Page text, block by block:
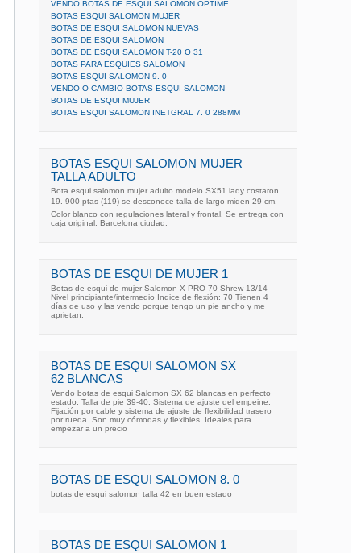
VENDO BOTAS DE ESQUI SALOMON OPTIME
BOTAS ESQUI SALOMON MUJER
BOTAS DE ESQUI SALOMON NUEVAS
BOTAS DE ESQUI SALOMON
BOTAS DE ESQUI SALOMON T-20 O 31
BOTAS PARA ESQUIES SALOMON
BOTAS ESQUI SALOMON 9. 0
VENDO O CAMBIO BOTAS ESQUI SALOMON
BOTAS DE ESQUI MUJER
BOTAS ESQUI SALOMON INETGRAL 7. 0 288MM
BOTAS ESQUI SALOMON MUJER
TALLA ADULTO
Bota esqui salomon mujer adulto modelo SX51 lady costaron
19. 900 ptas (119) se desconoce talla de largo miden 29 cm.
Color blanco con regulaciones lateral y frontal. Se entrega con
caja original. Barcelona ciudad.
BOTAS DE ESQUI DE MUJER 1
Botas de esqui de mujer Salomon X PRO 70 Shrew 13/14
Nivel principiante/intermedio Indice de flexión: 70 Tienen 4
días de uso y las vendo porque tengo un pie ancho y me
aprietan.
BOTAS DE ESQUI SALOMON SX
62 BLANCAS
Vendo botas de esqui Salomon SX 62 blancas en perfecto
estado. Talla de pie 39-40. Sistema de ajuste del empeine.
Fijación por cable y sistema de ajuste de flexibilidad trasero
por rueda. Son muy cómodas y flexibles. Ideales para
empezar a un precio
BOTAS DE ESQUI SALOMON 8. 0
botas de esqui salomon talla 42 en buen estado
BOTAS DE ESQUI SALOMON 1